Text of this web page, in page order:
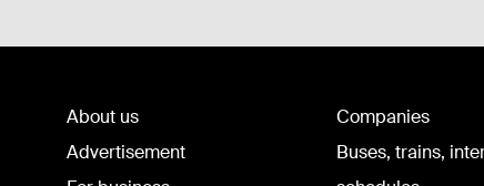
About us
Advertisement
Companies
Buses, trains,